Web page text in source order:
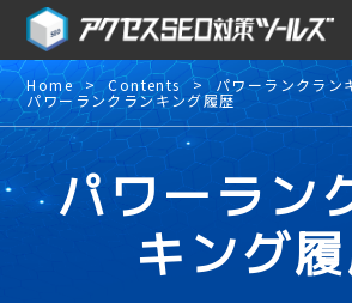
Home Contents パワーランクラン
パワーランクランキング履歴
パワーラン
キング